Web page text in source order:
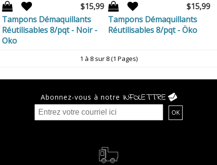
$15,99
Tampons Démaquillants
Réutilisables 8/pqt - Noir -
Oko
$15,99
Tampons Démaquillants
Réutilisables 8/pqt - Öko
1 à 8 sur 8 (1 Pages)
Abonnez-vous à notre INFOLETTRE